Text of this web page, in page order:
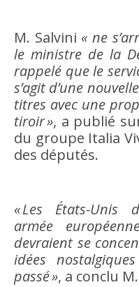
M. Salvini « ne
le ministre de la
rappelé que le
s’agit d’une
titres avec une
tiroir », a publié
du groupe Italia
des députés.
« Les États-Unis
armée
devraient se
idées
passé », a conclu